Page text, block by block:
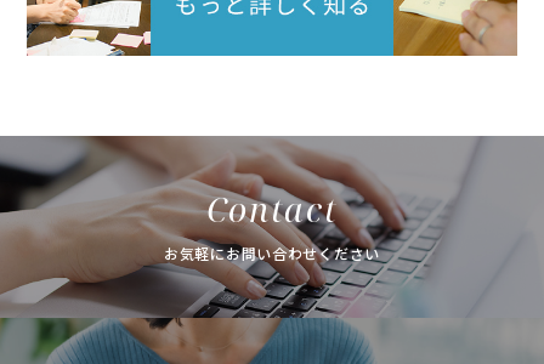
Contact
お気軽にお問い合わせください